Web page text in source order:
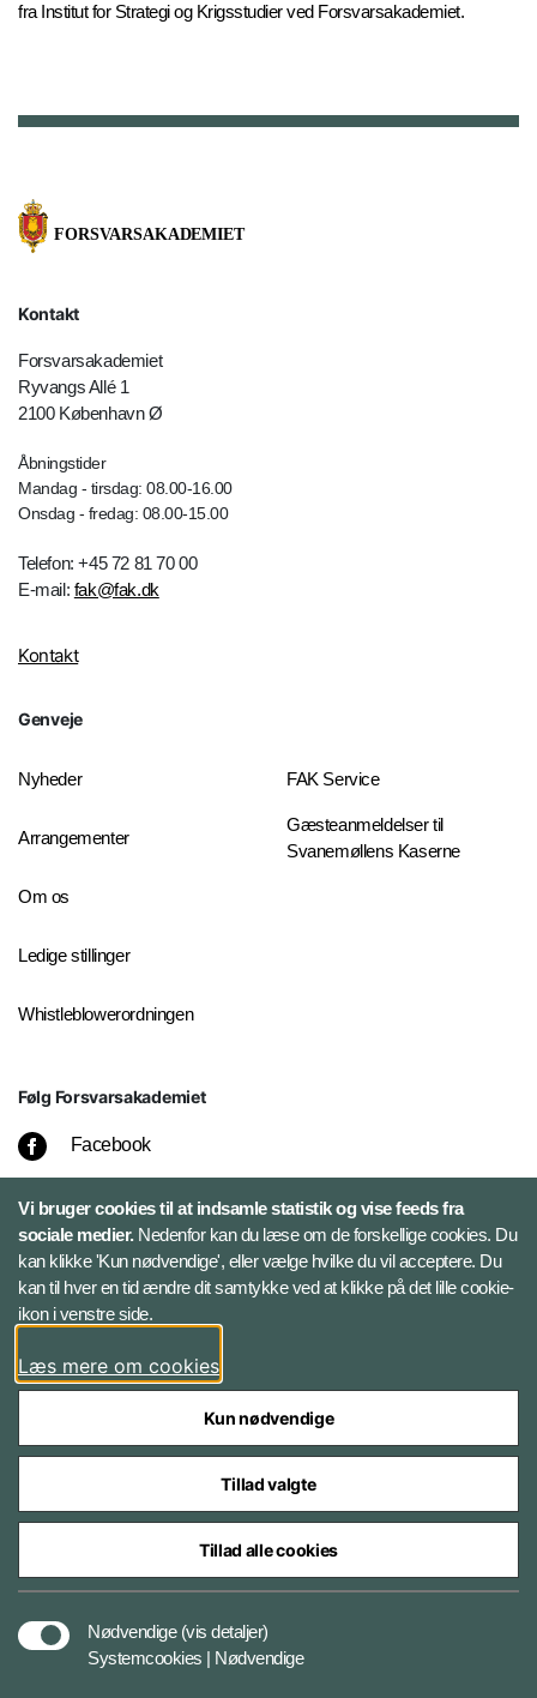
fra Institut for Strategi og Krigsstudier ved Forsvarsakademiet.
Kontakt
Forsvarsakademiet
Ryvangs Allé 1
2100 København Ø
Åbningstider
Mandag - tirsdag: 08.00-16.00
Onsdag - fredag: 08.00-15.00
Telefon: +45 72 81 70 00
E-mail: fak@fak.dk
Kontakt
Genveje
Nyheder
Arrangementer
Om os
Ledige stillinger
Whistleblowerordningen
FAK Service
Gæsteanmeldelser til
Svanemøllens Kaserne
Følg Forsvarsakademiet
Facebook
LinkedIn
Twitter
Bluesky
Styrelser og myndigheder under Forsvarsministeriet
Vi bruger cookies til at indsamle statistik og vise feeds fra
sociale medier.Nedenfor kan du læse om de forskellige cookies. Du
kan klikke 'Kun nødvendige', eller vælge hvilke du vil acceptere. Du
kan til hver en tid ændre dit samtykke ved at klikke på det lille cookie-
ikon i venstre side.
Læs mere om cookies
Kun nødvendige
Tillad valgte
Tillad alle cookies
Nødvendige (vis detaljer)
Systemcookies | Nødvendige